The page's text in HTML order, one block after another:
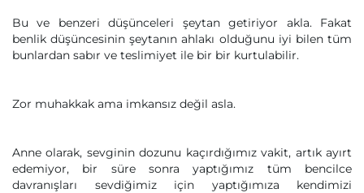
Bu ve benzeri düşünceleri şeytan getiriyor akla. Fakat
benlik düşüncesinin şeytanın ahlakı olduğunu iyi bilen tüm
bunlardan sabır ve teslimiyet ile bir bir kurtulabilir.
Zor muhakkak ama imkansız değil asla.
Anne olarak, sevginin dozunu kaçırdığımız vakit, artık ayırt
edemiyor, bir süre sonra yaptığımız tüm bencilce
davranışları sevdiğimiz için yaptığımıza kendimizi